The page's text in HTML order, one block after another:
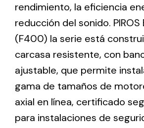
Solar lighting
Variety of solar solutions for all
rendimiento, la eficiencia
reducción del sonido. PIROS
(F400) la serie está
carcasa resistente, con
ajustable, que permite
gama de tamaños de
axial en línea, certificado
para instalaciones de